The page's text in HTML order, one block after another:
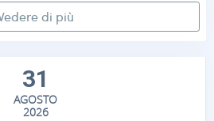
di più
31
AGOSTO
2026